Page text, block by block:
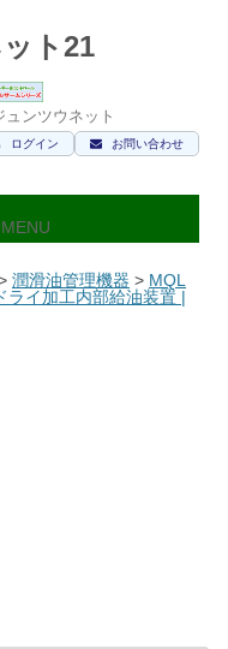
ト21
ュンツウネット
お問い合わせ
ログイン
ン
ツ
ス
キ
ッ
MENU
潤滑油管理機器 > MQL
ライ加工内部給油装置 |